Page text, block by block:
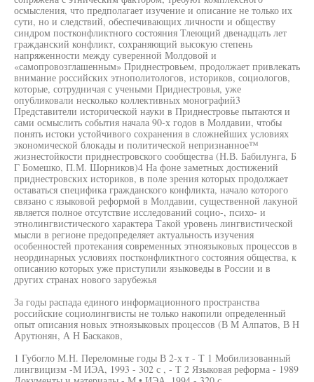
осмысления, что предполагает изучение и описание не только их
сути, но и следствий, обеспечивающих личности и обществу
синдром постконфликтного состояния Тлеющий двенадцать лет
гражданский конфликт, сохраняющий высокую степень
напряженности между суверенной Молдовой и
«самопровозглашенным» Приднестровьем, продолжает привлекать
внимание российских этнополитологов, историков, социологов,
которые, сотрудничая с учеными Приднестровья, уже
опубликовали несколько коллективных монографий3
Представители исторической науки в Приднестровье пытаются и
сами осмыслить события начала 90-х годов в Молдавии, чтобы
понять истоки устойчивого сохранения в сложнейших условиях
экономической блокады и политической непризнанное™
жизнестойкости приднестровского сообщества (Н.В. Бабилунга, Б
Г Бомешко, П.М. Шорников)4 На фоне заметных достижений
приднестровских историков, в поле зрения которых продолжает
оставаться специфика гражданского конфликта, начало которого
связано с языковой реформой в Молдавии, существенной лакуной
является полное отсутствие исследований социо-, психо- и
этнолингвистического характера Такой уровень лингвистической
мысли в регионе предопределяет актуальность изучения
особенностей протекания современных этноязыковых процессов в
неординарных условиях постконфликтного состояния общества, к
описанию которых уже приступили языковеды в России и в
других странах нового зарубежья
За годы распада единого информационного пространства
российские социолингвисты не только накопили определенный
опыт описания новых этноязыковых процессов (В М Алпатов, В Н
Арутюнян, А Н Баскаков,
1 Губогло М.Н. Переломные годы В 2-х т - Т 1 Мобилизованный
лингвицизм -М ИЭА, 1993 - 302 с , - Т 2 Языковая реформа - 1989